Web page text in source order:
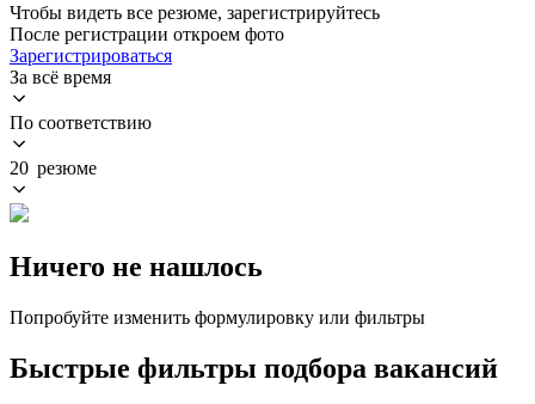
Чтобы видеть все резюме, зарегистрируйтесь
После регистрации откроем фото
Зарегистрироваться
За всё время
По соответствию
20 резюме
Ничего не нашлось
Попробуйте изменить формулировку или фильтры
Быстрые фильтры подбора вакансий